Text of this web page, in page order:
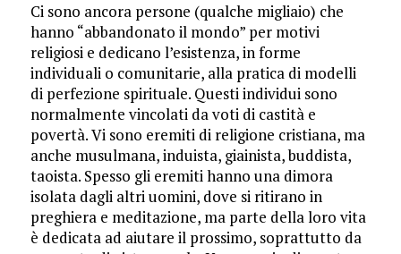
Ci sono ancora persone (qualche migliaio) che
hanno “abbandonato il mondo” per motivi
religiosi e dedicano l’esistenza, in forme
individuali o comunitarie, alla pratica di modelli
di perfezione spirituale. Questi individui sono
normalmente vincolati da voti di castità e
povertà. Vi sono eremiti di religione cristiana, ma
anche musulmana, induista, giainista, buddista,
taoista. Spesso gli eremiti hanno una dimora
isolata dagli altri uomini, dove si ritirano in
preghiera e meditazione, ma parte della loro vita
è dedicata ad aiutare il prossimo, soprattutto da